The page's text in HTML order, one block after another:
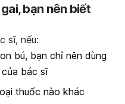
bạn nên biết
sĩ, nếu:
bú, bạn chỉ nên dùng
bác sĩ
thuốc nào khác